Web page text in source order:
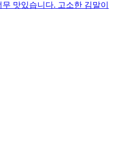
맛있습니다. 고소한 김말이